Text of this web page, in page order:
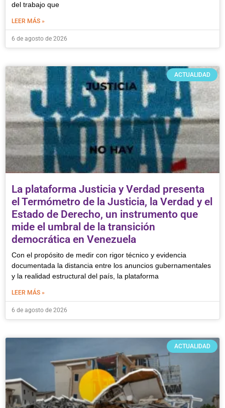
del trabajo que
LEER MÁS »
6 de agosto de 2026
ACTUALIDAD
La plataforma Justicia y Verdad presenta
el Termómetro de la Justicia, la Verdad y el
Estado de Derecho, un instrumento que
mide el umbral de la transición
democrática en Venezuela
Con el propósito de medir con rigor técnico y evidencia
documentada la distancia entre los anuncios gubernamentales
y la realidad estructural del país, la plataforma
LEER MÁS »
6 de agosto de 2026
ACTUALIDAD